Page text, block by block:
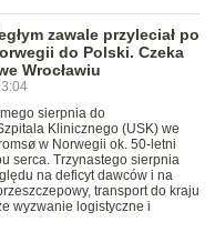
zawale przyleciał po
do Polski. Czeka
Wrocławiu
sierpnia do
Klinicznego (USK) we
w Norwegii ok. 50-letni
serca. Trzynastego sierpnia
na deficyt dawców i na
transport do kraju
wyzwanie logistyczne i